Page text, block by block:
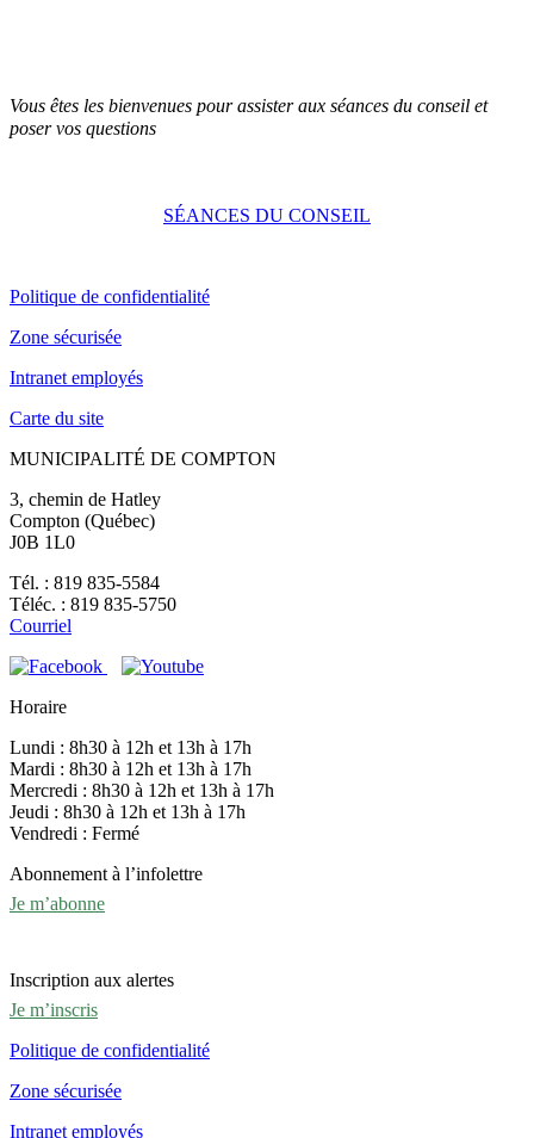
Vous êtes les bienvenues pour assister aux séances du conseil et
poser vos questions
SÉANCES DU CONSEIL
Politique de confidentialité
Zone sécurisée
Intranet employés
Carte du site
MUNICIPALITÉ DE COMPTON
3, chemin de Hatley
Compton (Québec)
J0B 1L0
Tél. : 819 835-5584
Téléc. : 819 835-5750
Courriel
Horaire
Lundi : 8h30 à 12h et 13h à 17h
Mardi : 8h30 à 12h et 13h à 17h
Mercredi : 8h30 à 12h et 13h à 17h
Jeudi : 8h30 à 12h et 13h à 17h
Vendredi : Fermé
Abonnement à l’infolettre
Je m’abonne
Inscription aux alertes
Je m’inscris
Politique de confidentialité
Zone sécurisée
Intranet employés